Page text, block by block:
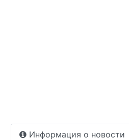
Информация о новости